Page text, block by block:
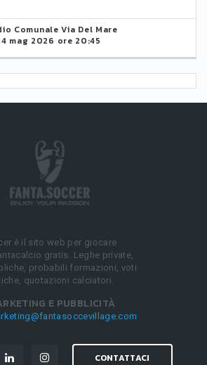
Comunale Via Del Mare
mag 2026 ore 20:45
è il sito web per giocare
gratis. Leghe private,
probabili formazioni, voti
quotazioni calciatori.
E PUBBLICITÀ
CONTATTACI